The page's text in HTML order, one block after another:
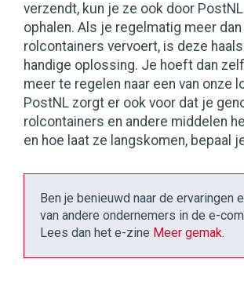
verzendt, kun je ze ook door
ophalen. Als je regelmatig meer
rolcontainers vervoert, is deze
handige oplossing. Je hoeft dan
meer te regelen naar een van onze
PostNL zorgt er ook voor dat je
rolcontainers en andere middelen
en hoe laat ze langskomen, bepaal
Ben je benieuwd naar de ervaringen
van andere ondernemers in de e-
Lees dan het e-zine Meer gemak.